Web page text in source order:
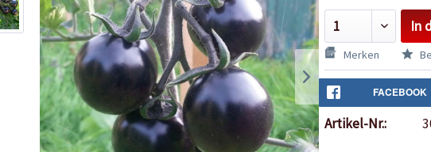
In
Merken
FACEBOOK
Artikel-Nr.: